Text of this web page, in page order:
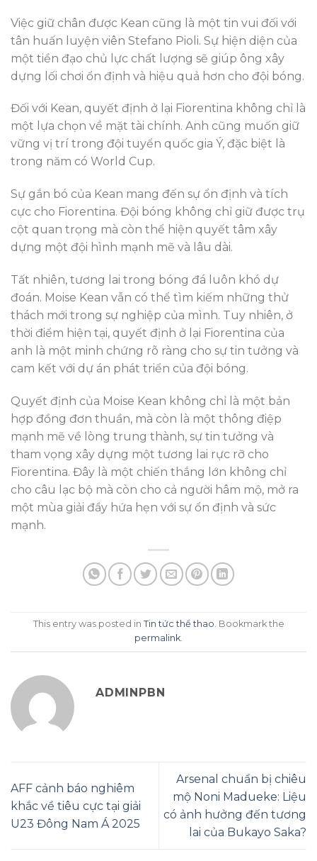
Việc giữ chân được Kean cũng là một tin vui đối với
tân huấn luyện viên Stefano Pioli. Sự hiện diện của
một tiền đạo chủ lực chất lượng sẽ giúp ông xây
dựng lối chơi ổn định và hiệu quả hơn cho đội bóng.
Đối với Kean, quyết định ở lại Fiorentina không chỉ là
một lựa chọn về mặt tài chính. Anh cũng muốn giữ
vững vị trí trong đội tuyển quốc gia Ý, đặc biệt là
trong năm có World Cup.
Sự gắn bó của Kean mang đến sự ổn định và tích
cực cho Fiorentina. Đội bóng không chỉ giữ được trụ
cột quan trọng mà còn thể hiện quyết tâm xây
dựng một đội hình mạnh mẽ và lâu dài.
Tất nhiên, tương lai trong bóng đá luôn khó dự
đoán. Moise Kean vẫn có thể tìm kiếm những thử
thách mới trong sự nghiệp của mình. Tuy nhiên, ở
thời điểm hiện tại, quyết định ở lại Fiorentina của
anh là một minh chứng rõ ràng cho sự tin tưởng và
cam kết với dự án phát triển của đội bóng.
Quyết định của Moise Kean không chỉ là một bản
hợp đồng đơn thuần, mà còn là một thông điệp
mạnh mẽ về lòng trung thành, sự tin tưởng và
tham vọng xây dựng một tương lai rực rỡ cho
Fiorentina. Đây là một chiến thắng lớn không chỉ
cho câu lạc bộ mà còn cho cả người hâm mộ, mở ra
một mùa giải đầy hứa hẹn với sự ổn định và sức
mạnh.
This entry was posted in Tin tức thể thao. Bookmark the
permalink.
ADMINPBN
AFF cảnh báo nghiêm
khắc về tiêu cực tại giải
U23 Đông Nam Á 2025
Arsenal chuẩn bị chiêu
mộ Noni Madueke: Liệu
có ảnh hưởng đến tương
lai của Bukayo Saka?